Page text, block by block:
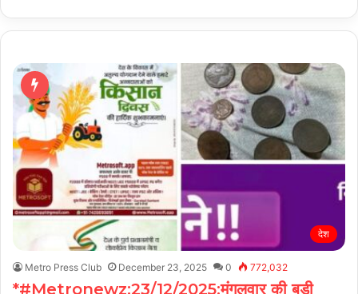
देश
Metro Press Club December 23, 2025 0 772,032
*#Metronewz:23/12/2025:मंगलवार की बड़ी